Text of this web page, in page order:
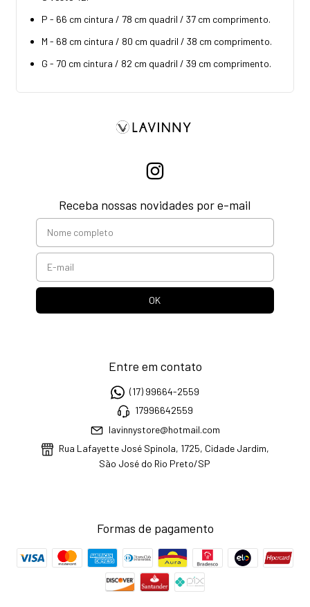
P - 66 cm cintura / 78 cm quadril / 37 cm comprimento.
M - 68 cm cintura / 80 cm quadril / 38 cm comprimento.
G - 70 cm cintura / 82 cm quadril / 39 cm comprimento.
Receba nossas novidades por e-mail
Entre em contato
(17) 99664-2559
17996642559
lavinnystore@hotmail.com
Rua Lafayette José Spinola, 1725, Cidade Jardim,
São José do Rio Preto/SP
Formas de pagamento